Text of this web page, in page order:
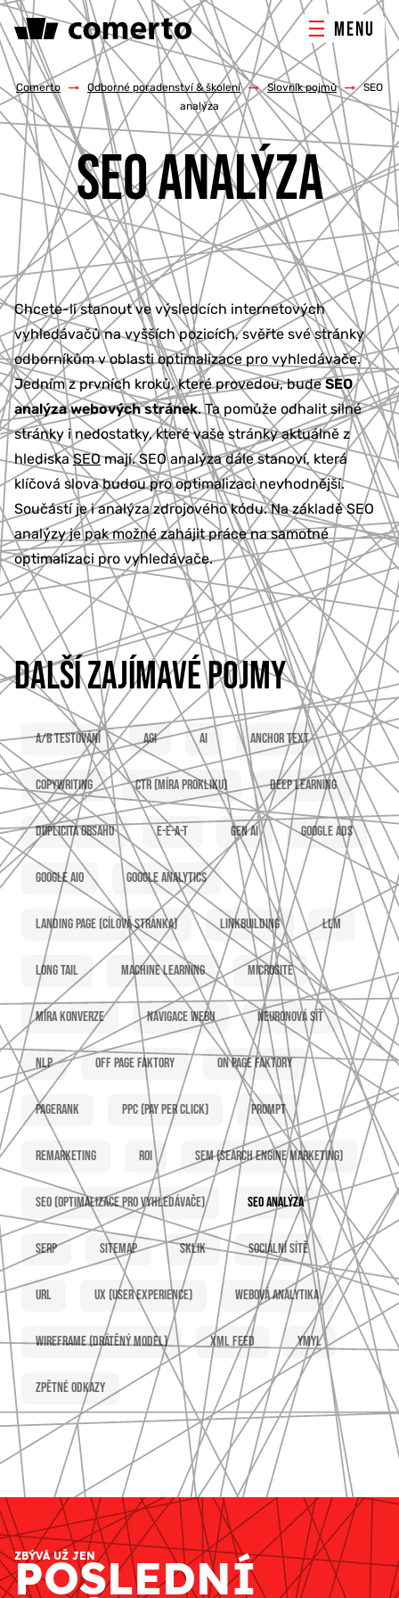
MENU
ONLINE MARKETING
TVORBA WEBU
PORADENSTVÍ & ŠKOLENÍ
REFERENCE
O NÁS
KONTAKTY
777 353 464
Comerto / Odborné poradenství & školení / Slovník pojmů /
SEO
analýza
SEO ANALÝZA
Chcete-li stanout ve výsledcích internetových
vyhledávačů na vyšších pozicích, svěřte své stránky
odborníkům v oblasti optimalizace pro vyhledávače.
Jedním z prvních kroků, které provedou, budeSEO
analýza webových stránek. Ta pomůže odhalit silné
stránky i nedostatky, které vaše stránky aktuálně z
hlediskaSEOmají. SEO analýza dále stanoví, která
klíčová slova budou pro optimalizaci nevhodnější.
Součástí je i analýza zdrojového kódu. Na základě SEO
analýzy je pak možné zahájit práce na samotné
optimalizaci pro vyhledávače.
DALŠÍ ZAJÍMAVÉ POJMY
A/B testování AGI AI Anchor text
Copywriting CTR (míra prokliku) Deep learning
Duplicita obsahu E-E-A-T Gen AI Google Ads
Google AIO Google Analytics
Landing page (cílová stránka) Linkbuilding LLM
Long tail Machine learning Microsite
Míra konverze Navigace webu Neuronová síť
NLP Off page faktory On page faktory
PageRank PPC (Pay per click) Prompt
Remarketing ROI SEM (Search Engine Marketing)
SEO (optimalizace pro vyhledávače) SEO analýza
SERP Sitemap Sklik Sociální sítě
URL UX (user experience) Webová analytika
Wireframe (drátěný model) XML feed YMYL
Zpětné odkazy
ZBÝVÁ UŽ JEN
POSLEDNÍ